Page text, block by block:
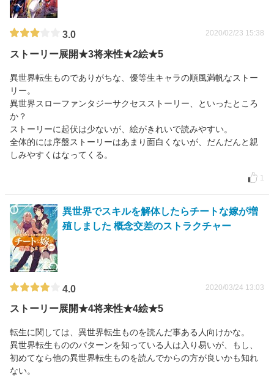
3.0 2020/02/23 15:38
ストーリー展開★3将来性★2絵★5
異世界転生ものでありがちな、優等生キャラの順風満帆なストー
リー。
異世界スローファンタジーサクセスストーリー、といったところ
か？
ストーリーに起伏は少ないが、絵がきれいで読みやすい。
全体的には序盤ストーリーはあまり面白くないが、だんだんと親
しみやすくはなってくる。
1
異世界でスキルを解体したらチートな嫁が増
殖しました 概念交差のストラクチャー
4.0 2020/03/24 13:03
ストーリー展開★4将来性★4絵★5
転生に関しては、異世界転生ものを読んだ事ある人向けかな。
異世界転生もののパターンを知っている人は入り易いが、もし、
初めてなら他の異世界転生ものを読んでからの方が良いかも知れ
ない。